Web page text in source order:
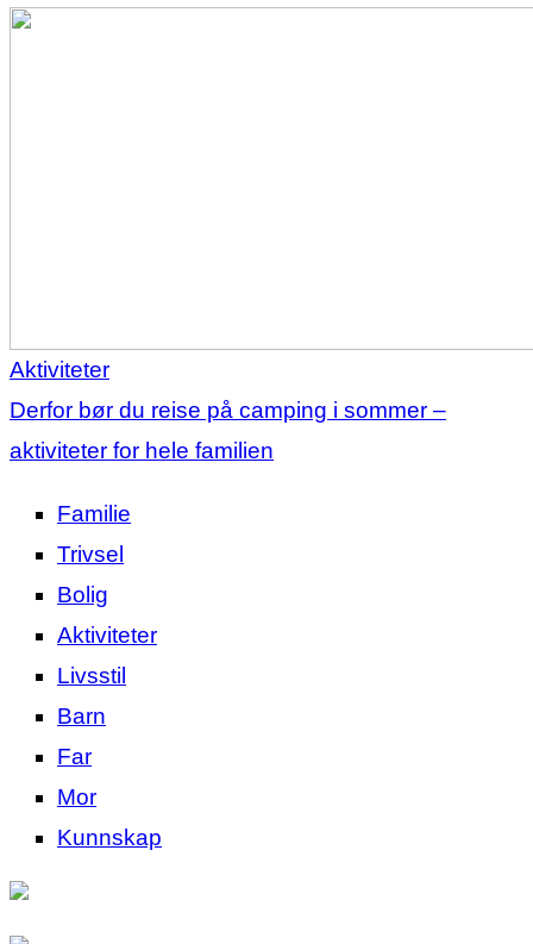
Aktiviteter
Derfor bør du reise på camping i sommer –
aktiviteter for hele familien
Familie
Trivsel
Bolig
Aktiviteter
Livsstil
Barn
Far
Mor
Kunnskap